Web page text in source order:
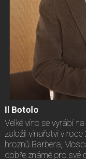
Il Botolo
Velké víno se vyrábí
založil vinařství v
hroznů Barbera,
dobře známé pro své